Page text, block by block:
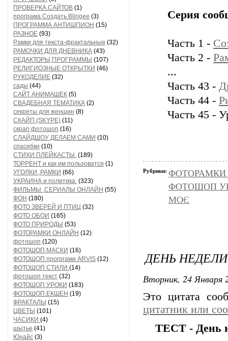
ПРОВЕРКА САЙТОВ (1)
програма Создать Blingee (3)
ПРОГРАММА АНТИШПИОН (15)
РАЗНОЕ (93)
Рамки для текста-фрактальные (32)
РАМОЧКИ ДЛЯ ДНЕВНИКА (43)
РЕДАКТОРЫ,ПРОГРАММЫ (107)
РЕЛИГИОЗНЫЕ ОТКРЫТКИ (46)
РУКОДЕЛИЕ (32)
сады (44)
САЙТ АНИМАШЕК (5)
СВАДЕБНАЯ ТЕМАТИКА (2)
секреты для женщин (8)
СКАЙП (SKYPE) (11)
скрап,фотошоп (16)
СЛАЙДШОУ ДЕЛАЕМ САМИ (10)
спасибки (10)
СТИХИ.ПЛЕЙКАСТЫ. (189)
ТОРРЕНТ и как им пользоватся (1)
УГОЛКИ ,РАМКИ (66)
УКРАИНА и политика. (323)
ФИЛЬМЫ ,СЕРИАЛЫ ОНЛАЙН (55)
ФОН (180)
ФОТО ЗВЕРЕЙ И ПТИЦ (32)
ФОТО ОБОИ (165)
ФОТО ПРИРОДЫ (53)
ФОТОРАМКИ ОНЛАЙН (12)
фотошоп (120)
ФОТОШОП МАСКИ (16)
ФОТОШОП прогргами ARVIS (12)
ФОТОШОП СТИЛИ (14)
фотошоп текст (32)
ФОТОШОП УРОКИ (183)
ФОТОШОП.ЕКШЕН (19)
ФРАКТАЛЫ (15)
ЦВЕТЫ (101)
ЧАСИКИ (4)
шытье (41)
Юнайс (3)
Серия
Часть 1 -
Часть 2 -
...
Часть 43 -
Часть 44 -
Часть 45 -
Рубрики:
ФОТОШОП
МОЄ
ДЕНЬ
Вторник, 24 Января
Это цитата
цитатник или
ТЕСТ - День